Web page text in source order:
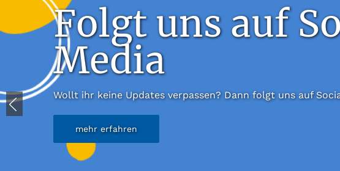
Folgt uns auf
Media
Wollt ihr keine Updates verpassen? Dann folgt uns
mehr erfahren